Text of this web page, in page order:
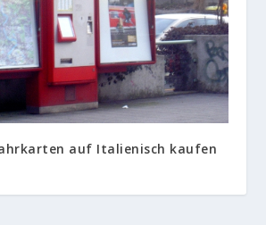
auf Italienisch kaufen